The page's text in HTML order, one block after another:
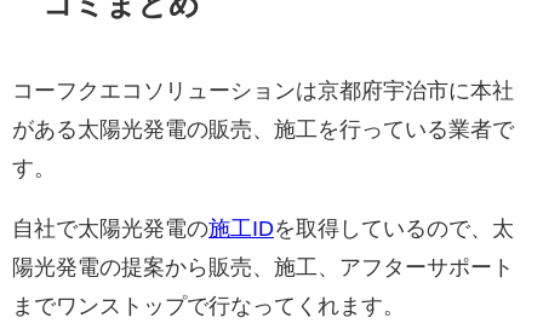
コーフクエコソリューションは京都府宇治市に本社
がある太陽光発電の販売、施工を行っている業者で
す。
自社で太陽光発電の施工IDを取得しているので、太
陽光発電の提案から販売、施工、アフターサポート
までワンストップで行なってくれます。